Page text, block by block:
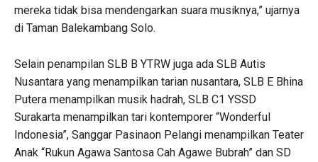
mereka tidak bisa mendengarkan suara musiknya,” ujarnya
di Taman Balekambang Solo.
Selain penampilan SLB B YTRW juga ada SLB Autis
Nusantara yang menampilkan tarian nusantara, SLB E Bhina
Putera menampilkan musik hadrah, SLB C1 YSSD
Surakarta menampilkan tari kontemporer “Wonderful
Indonesia”, Sanggar Pasinaon Pelangi menampilkan Teater
Anak “Rukun Agawa Santosa Cah Agawe Bubrah” dan SD